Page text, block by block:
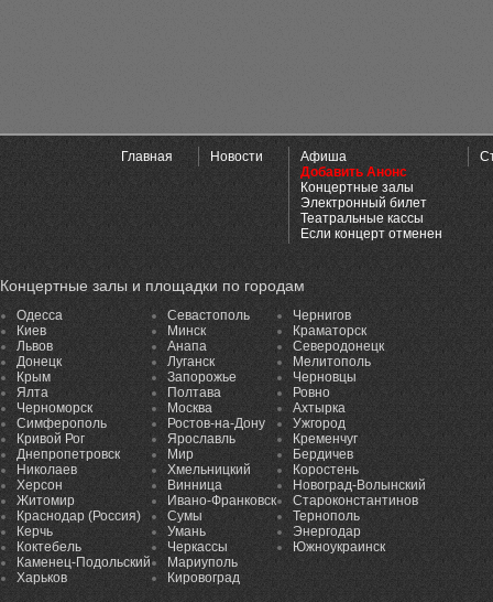
Главная Новости
Афиша
Добавить Анонс
Концертные залы
Электронный билет
Театральные кассы
Если концерт отменен
Концертные залы и площадки по городам
Одесса
Киев
Львов
Донецк
Крым
Ялта
Черноморск
Симферополь
Кривой Рог
Днепропетровск
Николаев
Херсон
Житомир
Краснодар (Россия)
Керчь
Коктебель
Каменец-Подольский
Харьков
Севастополь
Минск
Анапа
Луганск
Запорожье
Полтава
Москва
Ростов-на-Дону
Ярославль
Мир
Хмельницкий
Винница
Ивано-Франковск
Сумы
Умань
Черкассы
Мариуполь
Кировоград
Чернигов
Краматорск
Северодонецк
Мелитополь
Черновцы
Ровно
Ахтырка
Ужгород
Кременчуг
Бердичев
Коростень
Новоград-Волынский
Староконстантинов
Тернополь
Энергодар
Южноукраинск